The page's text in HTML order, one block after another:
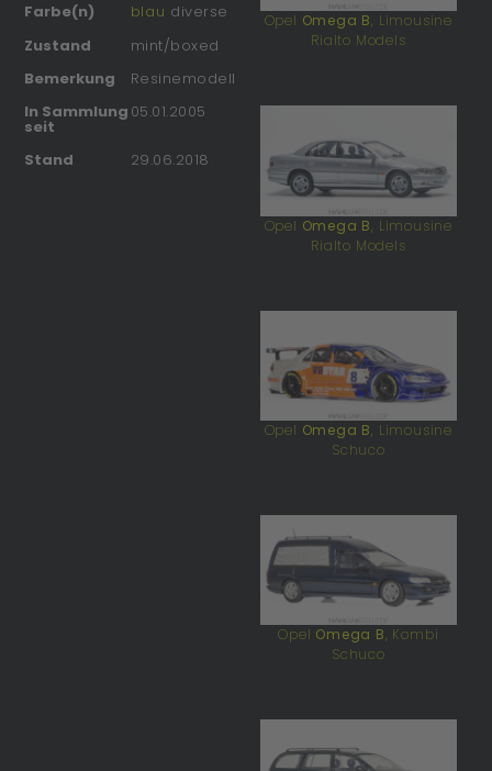
Farbe(n)
blau diverse
Zustand
mint/boxed
Bemerkung
Resinemodell
In Sammlung
seit
05.01.2005
Stand 29.06.2018
Opel Omega B, Limousine
Rialto Models
Opel Omega B, Limousine
Rialto Models
Opel Omega B, Limousine
Schuco
Opel Omega B, Kombi
Schuco